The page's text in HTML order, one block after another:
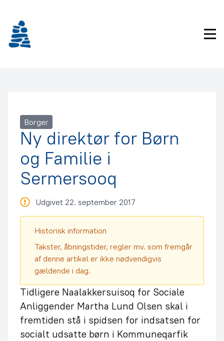
indhold
Borger
Ny direktør for Børn
og Familie i
Sermersooq
Udgivet 22. september 2017
Historisk information
Takster, åbningstider, regler mv. som fremgår
af denne artikel er ikke nødvendigvis
gældende i dag.
Tidligere Naalakkersuisoq for Sociale
Anliggender Martha Lund Olsen skal i
fremtiden stå i spidsen for indsatsen for
socialt udsatte børn i Kommuneqarfik